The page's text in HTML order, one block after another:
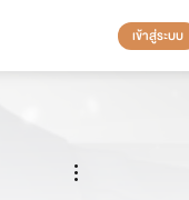
เข้าสู่ระบบ